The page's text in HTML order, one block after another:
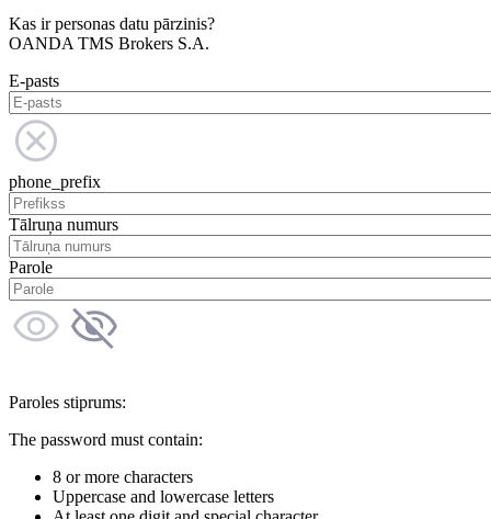
Kas ir personas datu pārzinis?
OANDA TMS Brokers S.A.
E-pasts
phone_prefix
Tālruņa numurs
Parole
Paroles stiprums:
The password must contain:
8 or more characters
Uppercase and lowercase letters